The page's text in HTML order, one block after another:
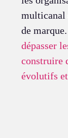
multicanal
de marque.
dépasser
construire
évolutifs